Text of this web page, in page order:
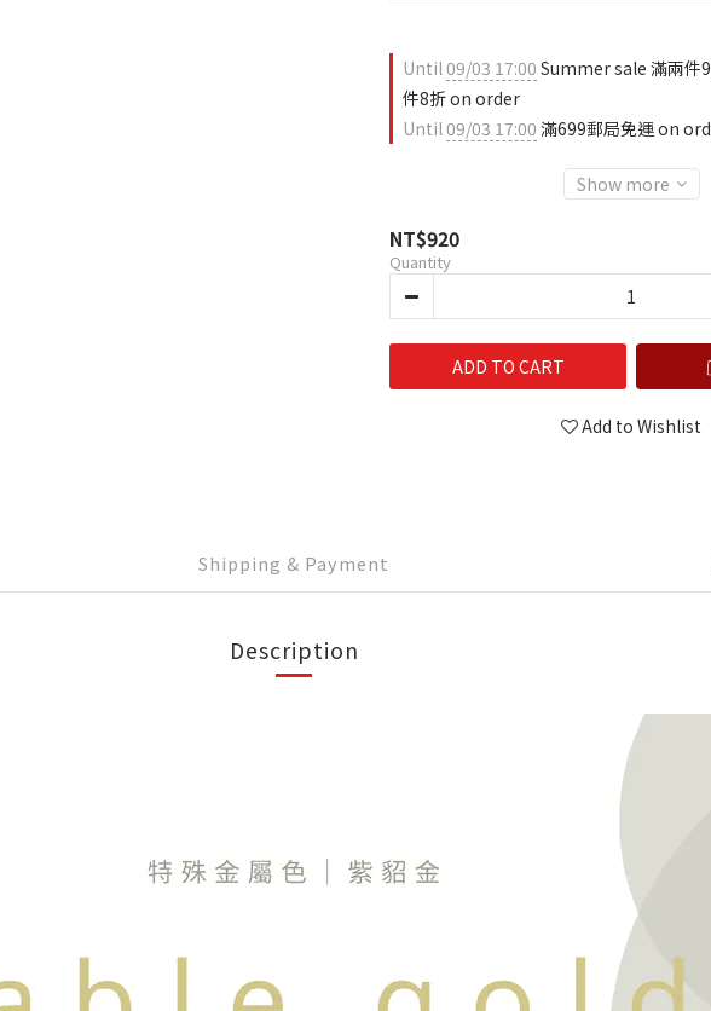
Until09/03 17:00 Summer sale 滿兩件
件8折 on order
Until09/03 17:00 滿699郵局免運 on
Show more
NT$920
Quantity
ADD TO CART
Add to Wishlist
Shipping & Payment
Description